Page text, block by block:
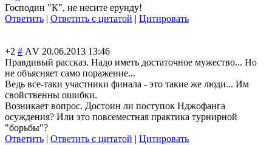
Господин "К", не несите ерунду!
Ответить | Ответить с цитатой | Цитировать
+2 # АV 20.06.2013 13:46
Правдивый рассказ. Надо иметь достаточное мужество... Но
не объясняет само поражение...
Ведь все-таки участники финала - это такие же люди... Им
свойственны ошибки.
Возникает вопрос. Достоин ли поступок Нджофанга
осуждения? Или это повсеместная практика турнирной
"борьбы"?
Ответить | Ответить с цитатой | Цитировать